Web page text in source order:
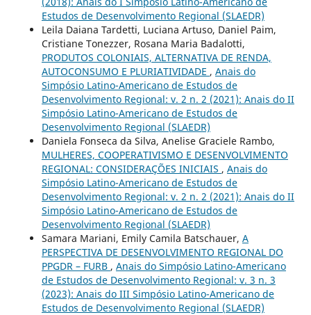
Estudos de Desenvolvimento Regional (SLAEDR)
Leila Daiana Tardetti, Luciana Artuso, Daniel Paim,
Cristiane Tonezzer, Rosana Maria Badalotti,
PRODUTOS COLONIAIS, ALTERNATIVA DE RENDA,
AUTOCONSUMO E PLURIATIVIDADE , Anais do
Simpósio Latino-Americano de Estudos de
Desenvolvimento Regional: v. 2 n. 2 (2021): Anais do II
Simpósio Latino-Americano de Estudos de
Desenvolvimento Regional (SLAEDR)
Daniela Fonseca da Silva, Anelise Graciele Rambo,
MULHERES, COOPERATIVISMO E DESENVOLVIMENTO
REGIONAL: CONSIDERAÇÕES INICIAIS , Anais do
Simpósio Latino-Americano de Estudos de
Desenvolvimento Regional: v. 2 n. 2 (2021): Anais do II
Simpósio Latino-Americano de Estudos de
Desenvolvimento Regional (SLAEDR)
Samara Mariani, Emily Camila Batschauer, A
PERSPECTIVA DE DESENVOLVIMENTO REGIONAL DO
PPGDR – FURB , Anais do Simpósio Latino-Americano
de Estudos de Desenvolvimento Regional: v. 3 n. 3
(2023): Anais do III Simpósio Latino-Americano de
Estudos de Desenvolvimento Regional (SLAEDR)